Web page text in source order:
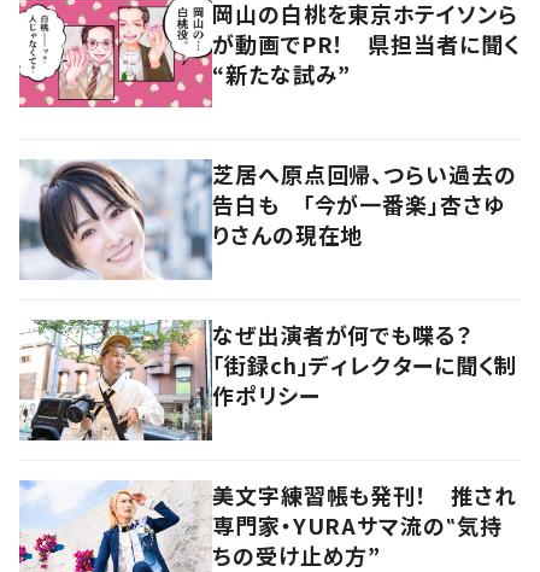
岡山の白桃を東京ホテイソンら
が動画でPR！ 県担当者に聞く
“新たな試み”
芝居へ原点回帰、つらい過去の
告白も 「今が一番楽」杏さゆ
りさんの現在地
なぜ出演者が何でも喋る？
「街録ch」ディレクターに聞く制
作ポリシー
美文字練習帳も発刊！ 推され
専門家・YURAサマ流の‟気持
ちの受け止め方”